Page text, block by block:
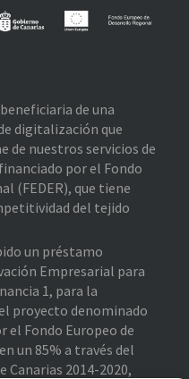
de una
digitalización que
nuestros servicios de
por el Fondo
(FEDER), que tiene
del tejido
un préstamo
Empresarial para
1, para la
proyecto denominado
el Fondo Europeo de
un 85% a través del
Canarias 2014-2020,